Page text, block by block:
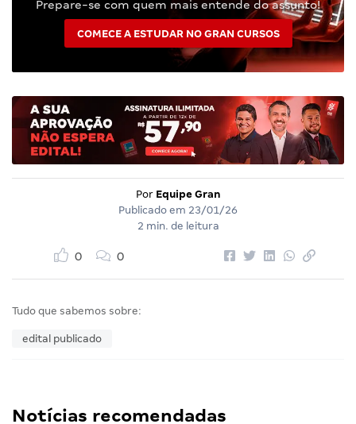
Prepare-se com quem mais entende do assunto!
COMECE A ESTUDAR NO GRAN CURSOS
Por Equipe Gran
Publicado em 23/01/26
2 min. de leitura
0 0
Tudo que sabemos sobre:
edital publicado
Notícias recomendadas